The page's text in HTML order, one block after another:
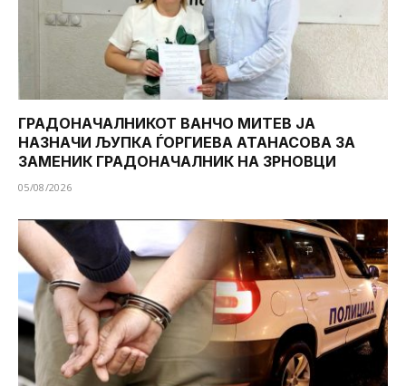
ГРАДОНАЧАЛНИКОТ ВАНЧО МИТЕВ ЈА
НАЗНАЧИ ЉУПКА ЃОРГИЕВА АТАНАСОВА ЗА
ЗАМЕНИК ГРАДОНАЧАЛНИК НА ЗРНОВЦИ
05/08/2026